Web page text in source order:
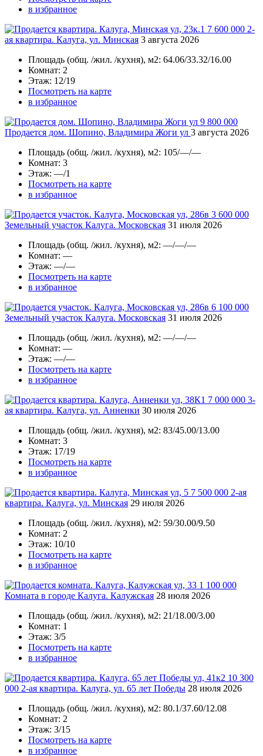
в избранное
7 600 000 2-
ая квартира. Калуга, ул. Минская 3 августа 2026
Площадь (общ. /жил. /кухня), м2: 64.06/33.32/16.00
Комнат: 2
Этаж: 12/19
Посмотреть на карте
в избранное
9 800 000
Продается дом. Шопино, Владимира Жоги ул 3 августа 2026
Площадь (общ. /жил. /кухня), м2: 105/—/—
Комнат: 3
Этаж: —/1
Посмотреть на карте
в избранное
3 600 000
Земельный участок Калуга. Московская 31 июля 2026
Площадь (общ. /жил. /кухня), м2: —/—/—
Комнат: —
Этаж: —/—
Посмотреть на карте
в избранное
6 100 000
Земельный участок Калуга. Московская 31 июля 2026
Площадь (общ. /жил. /кухня), м2: —/—/—
Комнат: —
Этаж: —/—
Посмотреть на карте
в избранное
7 000 000 3-
ая квартира. Калуга, ул. Анненки 30 июля 2026
Площадь (общ. /жил. /кухня), м2: 83/45.00/13.00
Комнат: 3
Этаж: 17/19
Посмотреть на карте
в избранное
7 500 000 2-ая
квартира. Калуга, ул. Минская 29 июля 2026
Площадь (общ. /жил. /кухня), м2: 59/30.00/9.50
Комнат: 2
Этаж: 10/10
Посмотреть на карте
в избранное
1 100 000
Комната в городе Калуга. Калужская 28 июля 2026
Площадь (общ. /жил. /кухня), м2: 21/18.00/3.00
Комнат: 1
Этаж: 3/5
Посмотреть на карте
в избранное
10 300
000 2-ая квартира. Калуга, ул. 65 лет Победы 28 июля 2026
Площадь (общ. /жил. /кухня), м2: 80.1/37.60/12.08
Комнат: 2
Этаж: 3/15
Посмотреть на карте
в избранное